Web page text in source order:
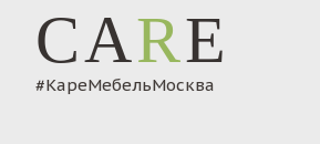
CARE
#КареМебельМосква